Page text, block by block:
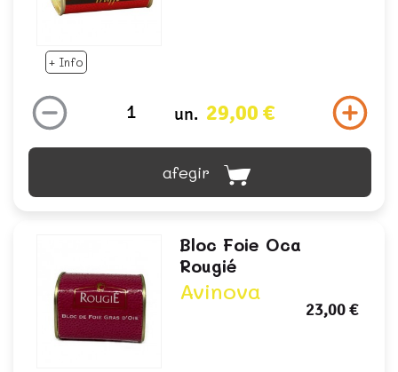
+ Info
un. 29,00 €
afegir
Bloc Foie Oca
Rougié
Avinova
23,00 €